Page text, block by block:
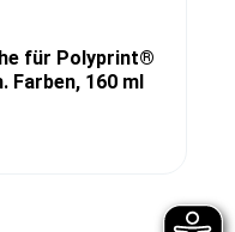
für Polyprint®
Farben, 160 ml